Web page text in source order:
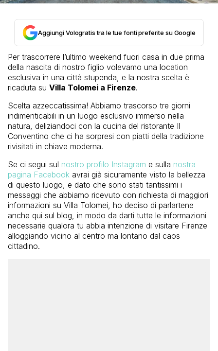
Aggiungi Vologratis tra le tue fonti preferite su Google
Per trascorrere l’ultimo weekend fuori casa in due prima
della nascita di nostro figlio volevamo una location
esclusiva in una città stupenda, e la nostra scelta è
ricaduta su Villa Tolomei a Firenze.
Scelta azzeccatissima! Abbiamo trascorso tre giorni
indimenticabili in un luogo esclusivo immerso nella
natura, deliziandoci con la cucina del ristorante Il
Conventino che ci ha sorpresi con piatti della tradizione
rivisitati in chiave moderna.
Se ci segui sul nostro profilo Instagram e sulla nostra
pagina Facebook avrai già sicuramente visto la bellezza
di questo luogo, e dato che sono stati tantissimi i
messaggi che abbiamo ricevuto con richiesta di maggiori
informazioni su Villa Tolomei, ho deciso di parlartene
anche qui sul blog, in modo da darti tutte le informazioni
necessarie qualora tu abbia intenzione di visitare Firenze
alloggiando vicino al centro ma lontano dal caos
cittadino.